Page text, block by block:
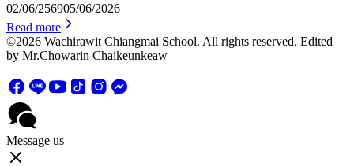
02/06/256905/06/2026
Read more
©2026 Wachirawit Chiangmai School. All rights reserved. Edited
by Mr.Chowarin Chaikeunkeaw
Message us